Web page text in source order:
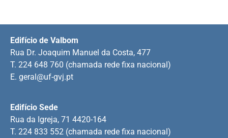
Edifício Sede
Rua da Igreja, 71 4420-164
T. 224 833 552 (chamada rede fixa nacional)
Edifício de Valbom
Rua Dr. Joaquim Manuel da Costa, 477
T. 224 648 760 (chamada rede fixa nacional)
E. geral@uf-gvj.pt